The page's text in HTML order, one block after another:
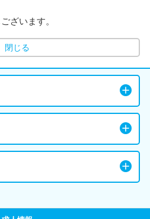
ざいます。
閉じる